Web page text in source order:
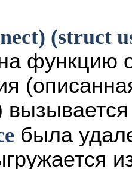
(struct
функцию
вызывается
была